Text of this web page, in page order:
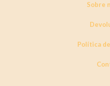
Sobre
Política